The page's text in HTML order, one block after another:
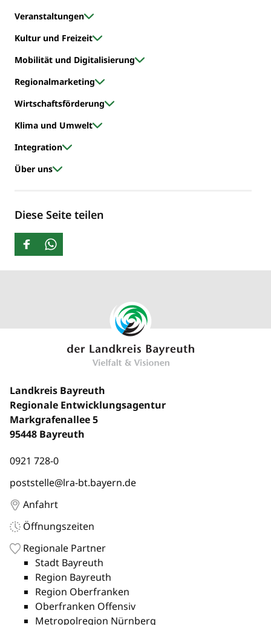
Veranstaltungen
Kultur und Freizeit
Mobilität und Digitalisierung
Regionalmarketing
Wirtschaftsförderung
Klima und Umwelt
Integration
Über uns
Diese Seite teilen
Landkreis Bayreuth
Regionale Entwicklungsagentur
Markgrafenallee 5
95448 Bayreuth
0921 728-0
poststelle@lra-bt.bayern.de
Anfahrt
Öffnungszeiten
Regionale Partner
Stadt Bayreuth
Region Bayreuth
Region Oberfranken
Oberfranken Offensiv
Metropolregion Nürnberg